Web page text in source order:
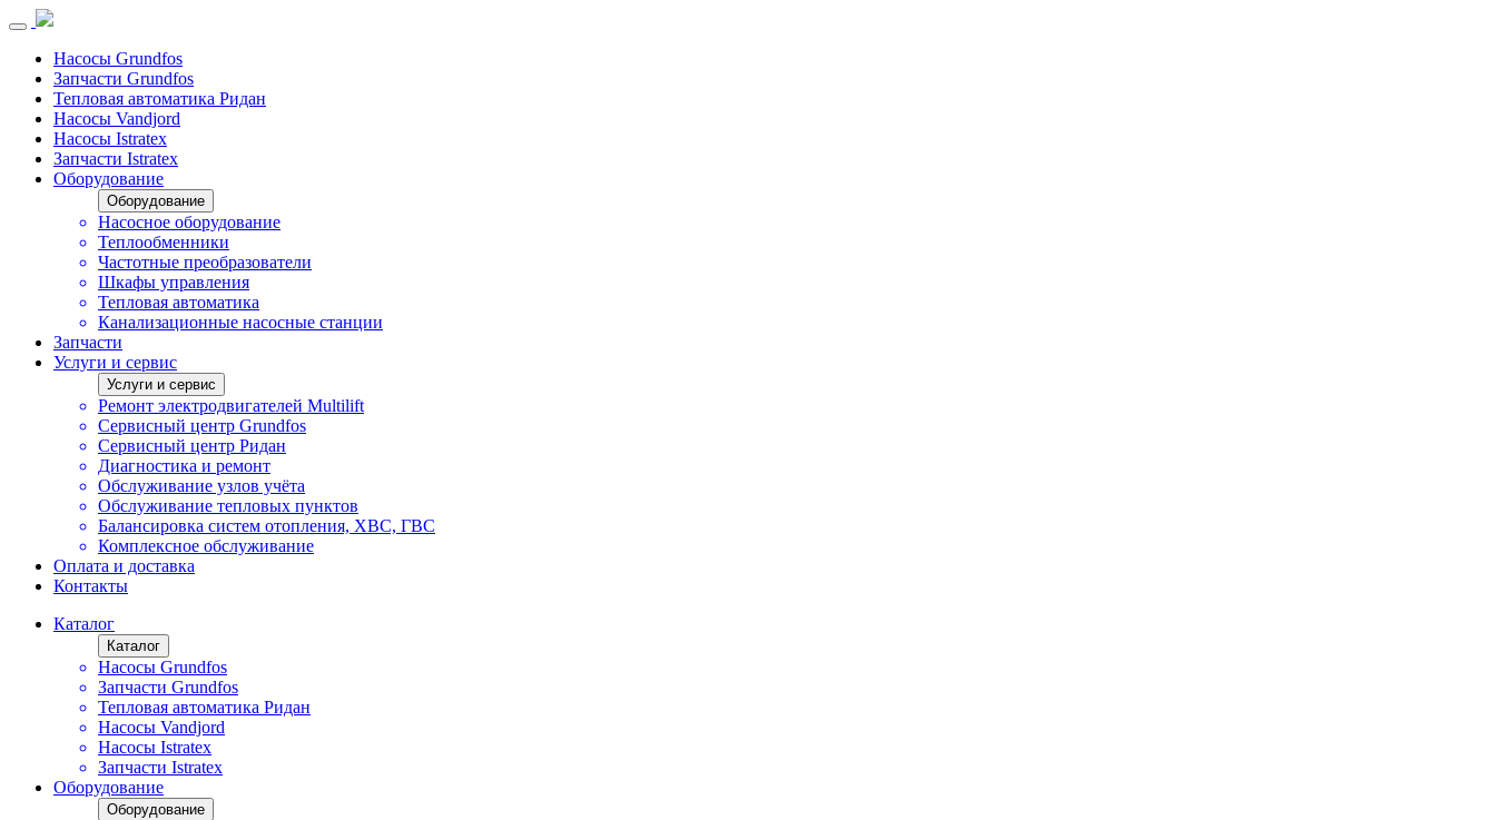
Насосы Grundfos
Запчасти Grundfos
Тепловая автоматика Ридан
Насосы Vandjord
Насосы Istratex
Запчасти Istratex
Оборудование
Оборудование
Насосное оборудование
Теплообменники
Частотные преобразователи
Шкафы управления
Тепловая автоматика
Канализационные насосные станции
Запчасти
Услуги и сервис
Услуги и сервис
Ремонт электродвигателей Multilift
Сервисный центр Grundfos
Сервисный центр Ридан
Диагностика и ремонт
Обслуживание узлов учёта
Обслуживание тепловых пунктов
Балансировка систем отопления, ХВС, ГВС
Комплексное обслуживание
Оплата и доставка
Контакты
Каталог
Каталог
Насосы Grundfos
Запчасти Grundfos
Тепловая автоматика Ридан
Насосы Vandjord
Насосы Istratex
Запчасти Istratex
Оборудование
Оборудование